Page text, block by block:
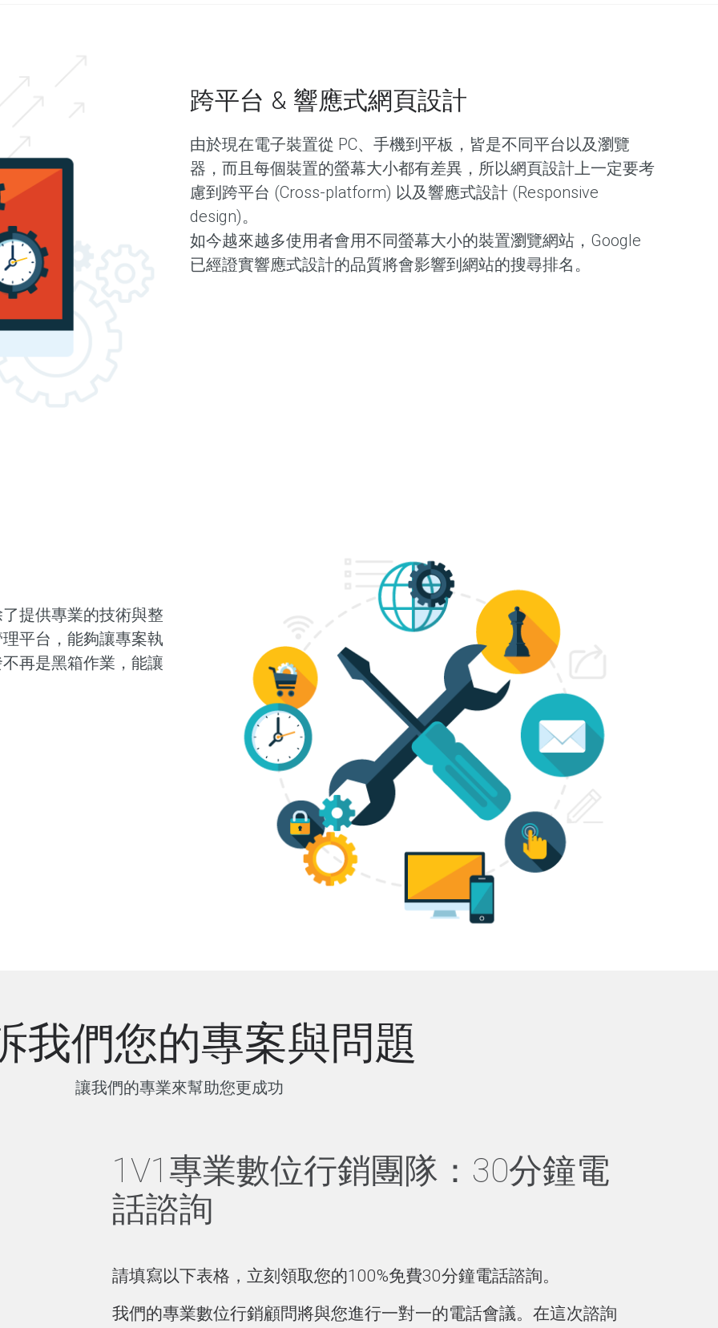
跨平台 & 響應式網頁設計
由於現在電子裝置從 PC、手機到平板，皆是不同平台以及瀏覽
器，而且每個裝置的螢幕大小都有差異，所以網頁設計上一定要考
慮到跨平台 (Cross-platform) 以及響應式設計 (Responsive
design)。
如今越來越多使用者會用不同螢幕大小的裝置瀏覽網站，Google
已經證實響應式設計的品質將會影響到網站的搜尋排名。
提供專業的技術與整
平台，能夠讓專案執
再是黑箱作業，能讓
我們您的專案與問題
讓我們的專業來幫助您更成功
1V1專業數位行銷團隊：30分鐘電
話諮詢
請填寫以下表格，立刻領取您的100%免費30分鐘電話諮詢。
我們的專業數位行銷顧問將與您進行一對一的電話會議。在這次諮詢